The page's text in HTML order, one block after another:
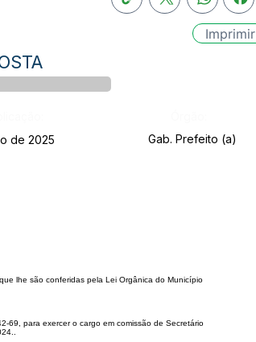
Imprimir
de 2025 Gab. Prefeito (a)
lhe são conferidas pela Lei Orgânica do Município
69, para exercer o cargo em comissão de Secretário